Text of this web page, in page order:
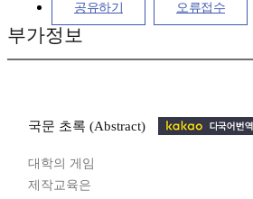
공유하기 오류접수
부가정보
국문 초록 (Abstract)
대학의 게임
제작교육은